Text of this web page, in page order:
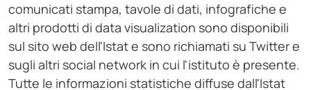
comunicati stampa, tavole di dati, infografiche e
altri prodotti di data visualization sono disponibili
sul sito web dell'Istat e sono richiamati su Twitter e
sugli altri social network in cui l'istituto è presente.
Tutte le informazioni statistiche diffuse dall'Istat